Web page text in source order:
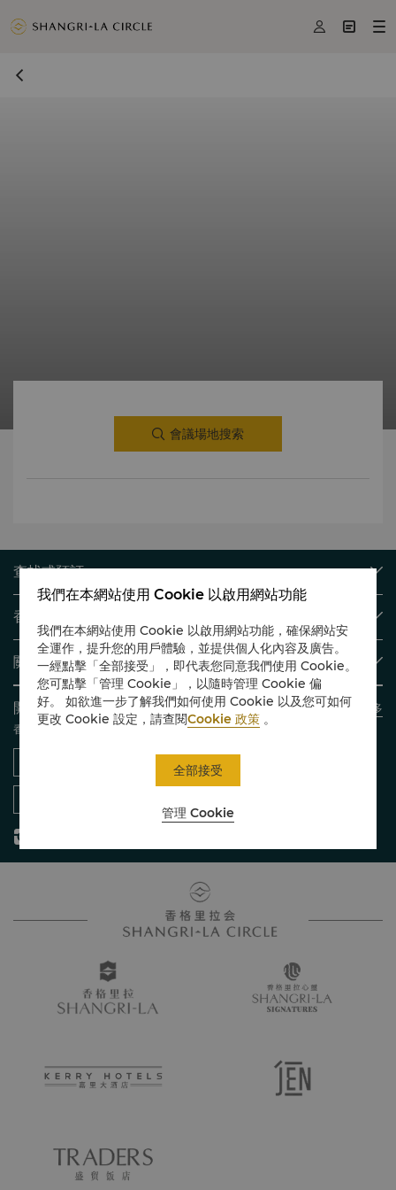
  
會議場地搜索
查找或預訂
我們的目的地
查找預訂
會議與宴會
餐廳與酒吧
香格里拉會
會員計劃概述
加入香格里拉會
我的賬戶
常見問題
聯絡我們
關於香格里拉集團
關於我們
我們的酒店品牌
香格里拉中心
聯繫方式
投資諮詢
職業發展
企業社會責任
開啓無限精彩
了解更多
香格里拉移動應用
我們在本網站使用 Cookie 以啟用網站功能
我們在本網站使用 Cookie 以啟用網站功能，確保網站安
全運作，提升您的用戶體驗，並提供個人化內容及廣告。
一經點擊「全部接受」，即代表您同意我們使用 Cookie。
您可點擊「管理 Cookie」，以隨時管理 Cookie 偏
好。 如欲進一步了解我們如何使用 Cookie 以及您可如何
更改 Cookie 設定，請查閱Cookie 政策 。
管理 Cookie
全部接受